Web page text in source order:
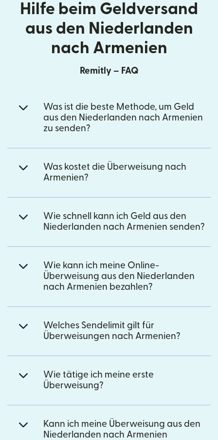
Hilfe beim Geldversand
aus den Niederlanden
nach Armenien
Remitly – FAQ
Was ist die beste Methode, um Geld
aus den Niederlanden nach Armenien
zu senden?
Was kostet die Überweisung nach
Armenien?
Wie schnell kann ich Geld aus den
Niederlanden nach Armenien senden?
Wie kann ich meine Online-
Überweisung aus den Niederlanden
nach Armenien bezahlen?
Welches Sendelimit gilt für
Überweisungen nach Armenien?
Wie tätige ich meine erste
Überweisung?
Kann ich meine Überweisung aus den
Niederlanden nach Armenien